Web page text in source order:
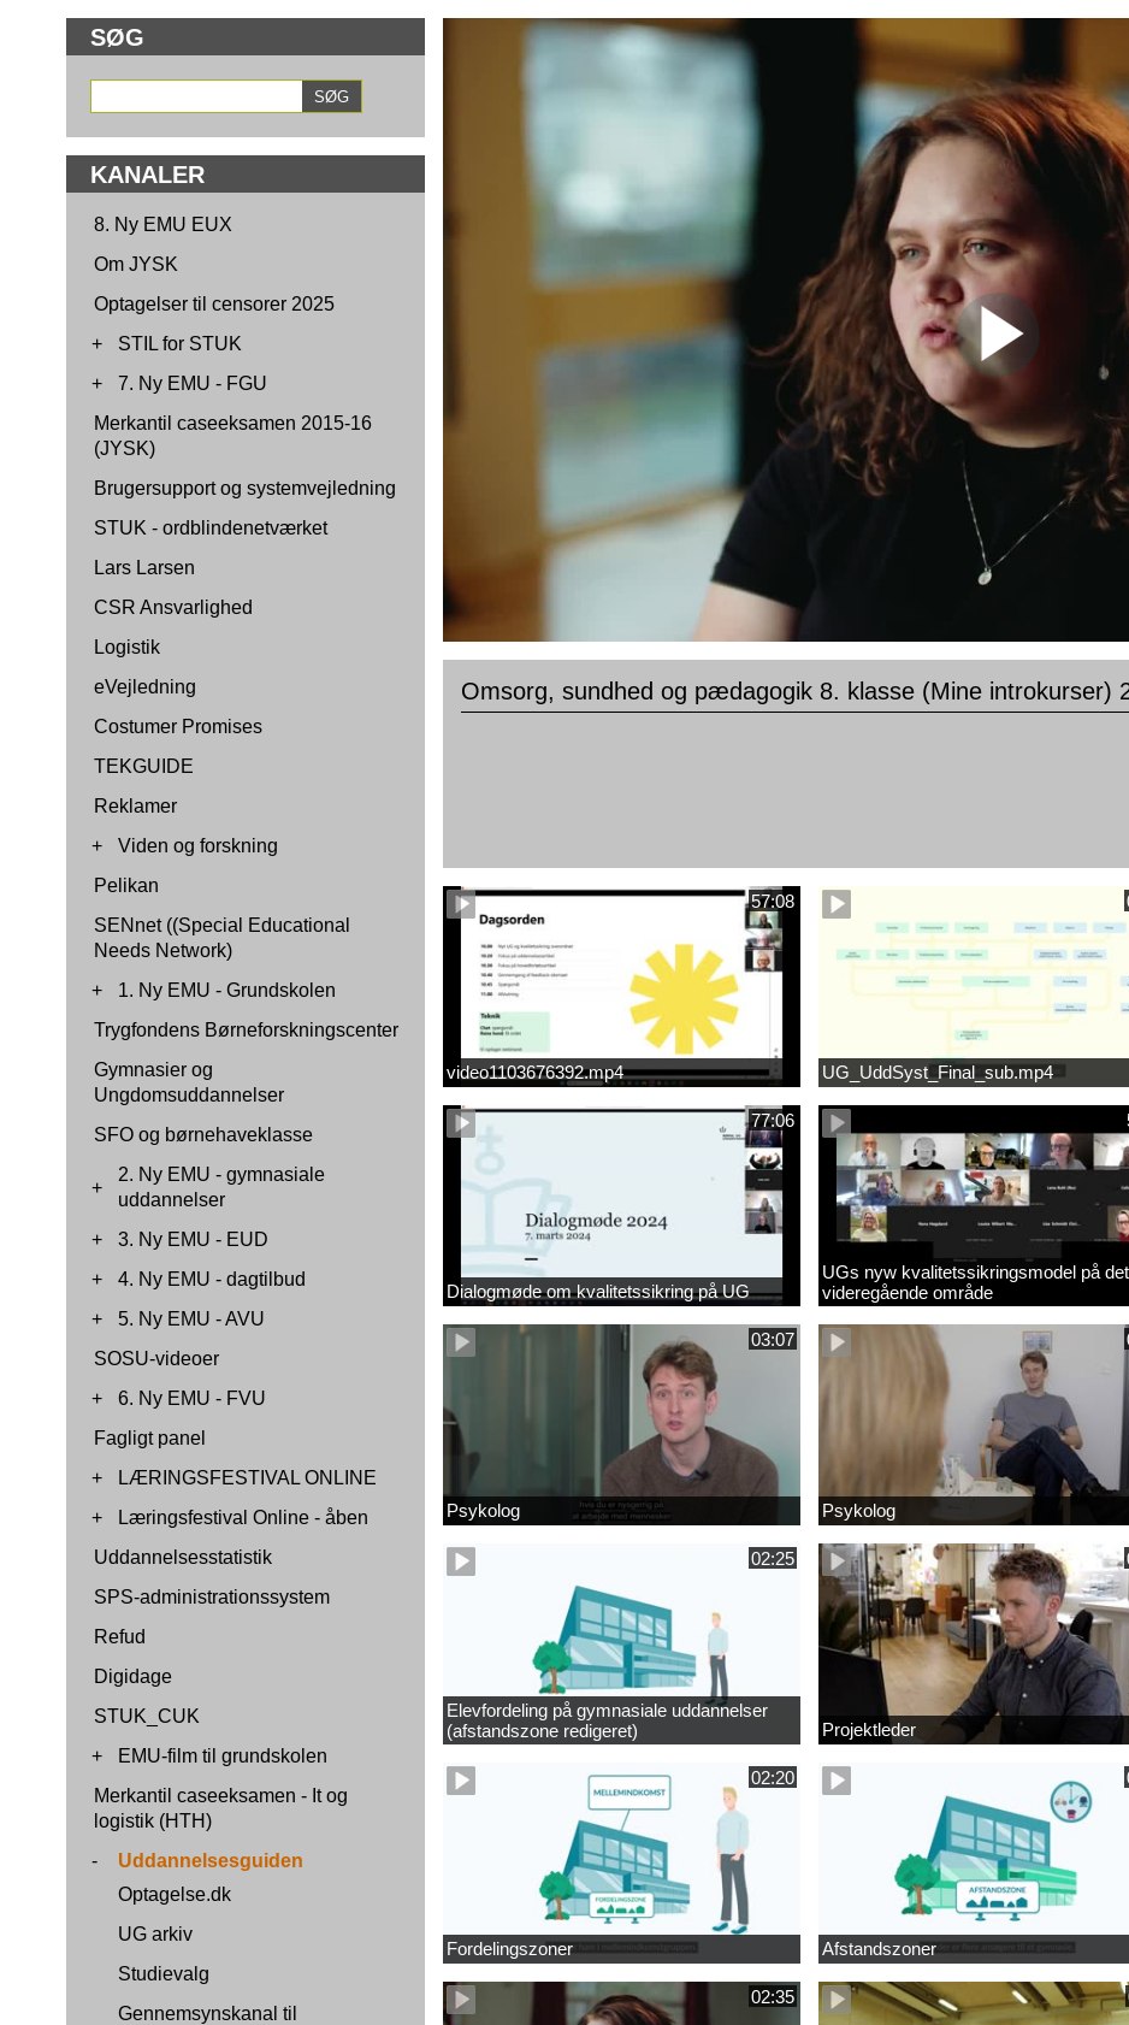
SØG
KANALER
8. Ny EMU EUX
Om JYSK
Optagelser til censorer 2025
+
STIL for STUK
+
7. Ny EMU - FGU
Merkantil caseeksamen 2015-16
(JYSK)
Brugersupport og systemvejledning
STUK - ordblindenetværket
Lars Larsen
CSR Ansvarlighed
Logistik
eVejledning
Costumer Promises
TEKGUIDE
Reklamer
+
Viden og forskning
Pelikan
SENnet ((Special Educational
Needs Network)
+
1. Ny EMU - Grundskolen
Trygfondens Børneforskningscenter
Gymnasier og
Ungdomsuddannelser
SFO og børnehaveklasse
+
2. Ny EMU - gymnasiale
uddannelser
+
3. Ny EMU - EUD
+
4. Ny EMU - dagtilbud
+
5. Ny EMU - AVU
SOSU-videoer
+
6. Ny EMU - FVU
Fagligt panel
+
LÆRINGSFESTIVAL ONLINE
+
Læringsfestival Online - åben
Uddannelsesstatistik
SPS-administrationssystem
Refud
Digidage
STUK_CUK
+
EMU-film til grundskolen
Merkantil caseeksamen - It og
logistik (HTH)
-
Uddannelsesguiden
Optagelse.dk
UG arkiv
Studievalg
Gennemsynskanal til
Omsorg, sundhed og pædagogik 8. klasse (Mine introkurser)
57:08
video1103676392.mp4 UG_UddSyst_Final_sub.mp4
77:06
Dialogmøde om kvalitetssikring på UG
UGs nyw kvalitetssikringsmodel på det
videregående område
03:07
Psykolog Psykolog
02:25
Elevfordeling på gymnasiale uddannelser
(afstandszone redigeret)
Projektleder
02:20
Fordelingszoner Afstandszoner
02:35